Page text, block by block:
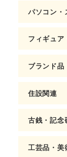
パソコン・
フィギュア
ブランド品
住設関連
古銭・記念
工芸品・美